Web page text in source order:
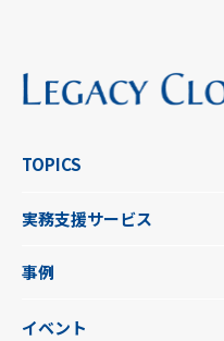
TOPICS
実務支援サービス
事例
イベント